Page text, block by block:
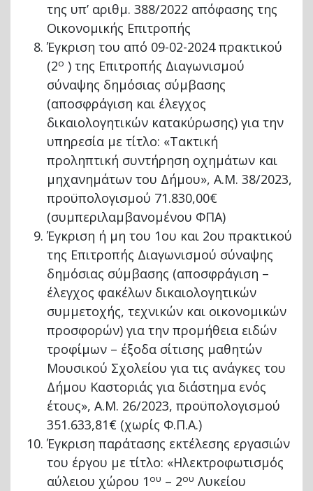
της υπ’ αριθμ. 388/2022 απόφασης της
Οικονομικής Επιτροπής
Έγκριση του από 09-02-2024 πρακτικού
(2ο ) της Επιτροπής Διαγωνισμού
σύναψης δημόσιας σύμβασης
(αποσφράγιση και έλεγχος
δικαιολογητικών κατακύρωσης) για την
υπηρεσία με τίτλο: «Τακτική
προληπτική συντήρηση οχημάτων και
μηχανημάτων του Δήμου», Α.Μ. 38/2023,
προϋπολογισμού 71.830,00€
(συμπεριλαμβανομένου ΦΠΑ)
Έγκριση ή μη του 1ου και 2ου πρακτικού
της Επιτροπής Διαγωνισμού σύναψης
δημόσιας σύμβασης (αποσφράγιση –
έλεγχος φακέλων δικαιολογητικών
συμμετοχής, τεχνικών και οικονομικών
προσφορών) για την προμήθεια ειδών
τροφίμων – έξοδα σίτισης μαθητών
Μουσικού Σχολείου για τις ανάγκες του
Δήμου Καστοριάς για διάστημα ενός
έτους», Α.Μ. 26/2023, προϋπολογισμού
351.633,81€ (χωρίς Φ.Π.Α.)
Έγκριση παράτασης εκτέλεσης εργασιών
του έργου με τίτλο: «Ηλεκτροφωτισμός
αύλειου χώρου 1ου – 2ου Λυκείου